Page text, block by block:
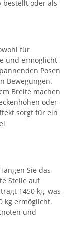
bestellt oder als
für
und ermöglicht
Posen
Bewegungen.
Breite machen
oder
sorgt für ein
Sie das
Stelle auf
1450 kg, was
kg ermöglicht.
und